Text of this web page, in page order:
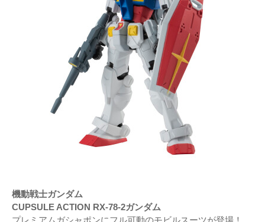
機動戦士ガンダム
CUPSULE ACTION RX-78-2ガンダム
プレミアムガシャポンにフル可動のモビルスーツが登場！